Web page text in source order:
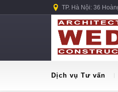
TP. Hà Nội: 36
Dịch vụ Tư vấn